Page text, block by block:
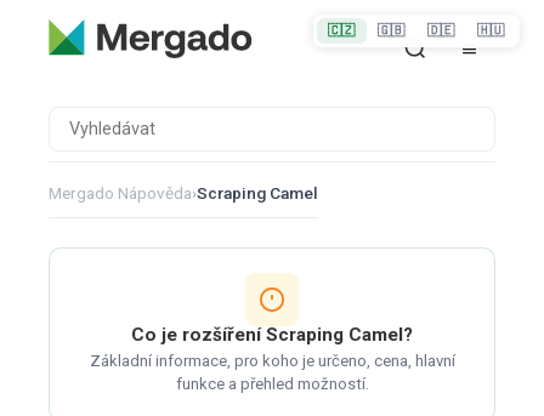
Mergado Nápověda›Scraping Camel
Co je rozšíření Scraping Camel?
Základní informace, pro koho je určeno, cena, hlavní
funkce a přehled možností.
🇨🇿 🇬🇧 🇩🇪 🇭🇺